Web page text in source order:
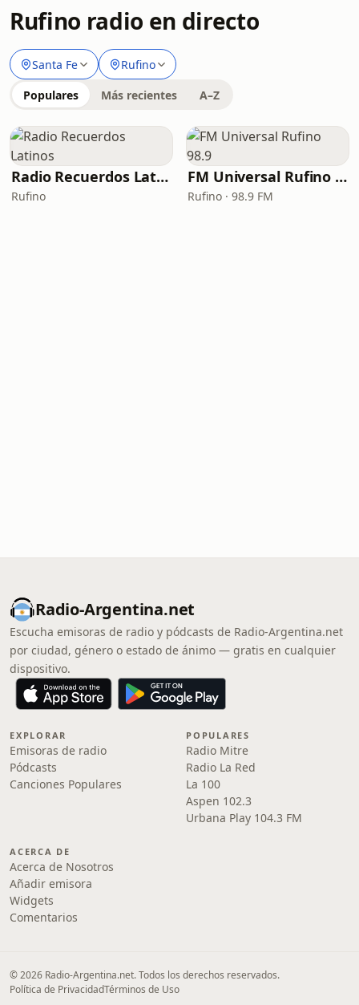
Rufino radio en directo
Santa Fe Rufino
Populares Más recientes A–Z
Radio Recuerdos Latinos
Rufino
FM Universal Rufino 98.9
Rufino · 98.9 FM
Radio-Argentina.net
Escucha emisoras de radio y pódcasts de Radio-Argentina.net
por ciudad, género o estado de ánimo — gratis en cualquier
dispositivo.
EXPLORAR
Emisoras de radio
Pódcasts
Canciones Populares
POPULARES
Radio Mitre
Radio La Red
La 100
Aspen 102.3
Urbana Play 104.3 FM
ACERCA DE
Acerca de Nosotros
Añadir emisora
Widgets
Comentarios
© 2026 Radio-Argentina.net. Todos los derechos reservados.
Política de PrivacidadTérminos de Uso